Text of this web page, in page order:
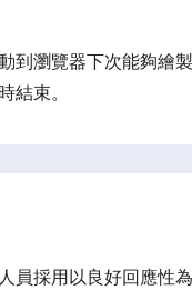
到瀏覽器下次能夠繪
結束。
員採用以良好回應性